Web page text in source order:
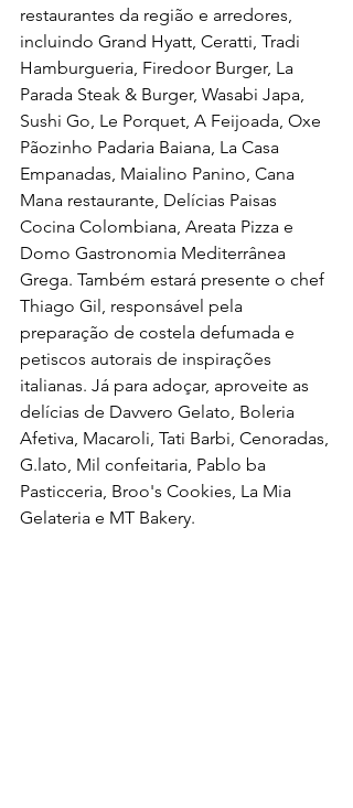
restaurantes da região e arredores,
incluindo Grand Hyatt, Ceratti, Tradi
Hamburgueria, Firedoor Burger, La
Parada Steak & Burger, Wasabi Japa,
Sushi Go, Le Porquet, A Feijoada, Oxe
Pãozinho Padaria Baiana, La Casa
Empanadas, Maialino Panino, Cana
Mana restaurante, Delícias Paisas
Cocina Colombiana, Areata Pizza e
Domo Gastronomia Mediterrânea
Grega. Também estará presente o chef
Thiago Gil, responsável pela
preparação de costela defumada e
petiscos autorais de inspirações
italianas. Já para adoçar, aproveite as
delícias de Davvero Gelato, Boleria
Afetiva, Macaroli, Tati Barbi, Cenoradas,
G.lato, Mil confeitaria, Pablo ba
Pasticceria, Broo's Cookies, La Mia
Gelateria e MT Bakery.